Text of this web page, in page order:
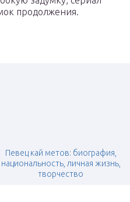
продолжения.
Певец кай метов: биография,
национальность, личная жизнь,
творчество